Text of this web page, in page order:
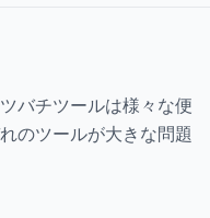
バチツールは様々な便
のツールが大きな問題